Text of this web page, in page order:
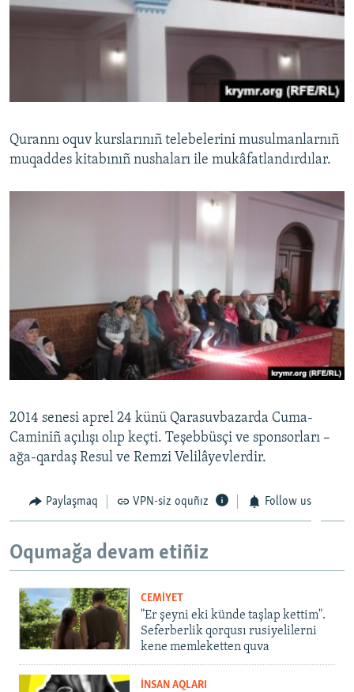
Qurannı oquv kurslarınıñ telebelerini musulmanlarnıñ
muqaddes kitabınıñ nushaları ile mukâfatlandırdılar.
2014 senesi aprel 24 künü Qarasuvbazarda Cuma-
Caminiñ açılışı olıp keçti. Teşebbüsçi ve sponsorları –
ağa-qardaş Resul ve Remzi Velilâyevlerdir.
Paylaşmaq VPN-siz oquñız Follow us
Oqumağa devam etiñiz
CEMİYET
"Er şeyni eki künde taşlap kettim".
Seferberlik qorqusı rusiyelilerni
kene memleketten quva
İNSAN AQLARI